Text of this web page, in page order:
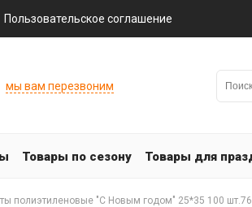
Пользовательское соглашение
мы вам перезвоним
Товары по сезону Товары для
полиэтиленовые "С Новым годом" 25*35 100